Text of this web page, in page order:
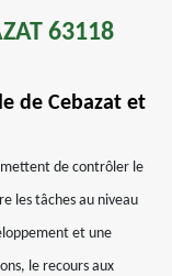
63118
de Cebazat et
de contrôler le
les tâches au niveau
et une
le recours aux